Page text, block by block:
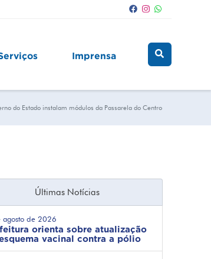
Imprensa
do Estado instalam módulos da Passarela do Centro
Últimas Notícias
agosto de 2026
orienta sobre atualização
vacinal contra a pólio